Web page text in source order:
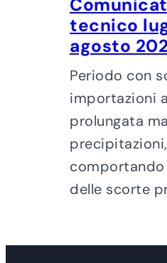
tecnico
agosto
Periodo con
importazioni
prolungata
delle scorte